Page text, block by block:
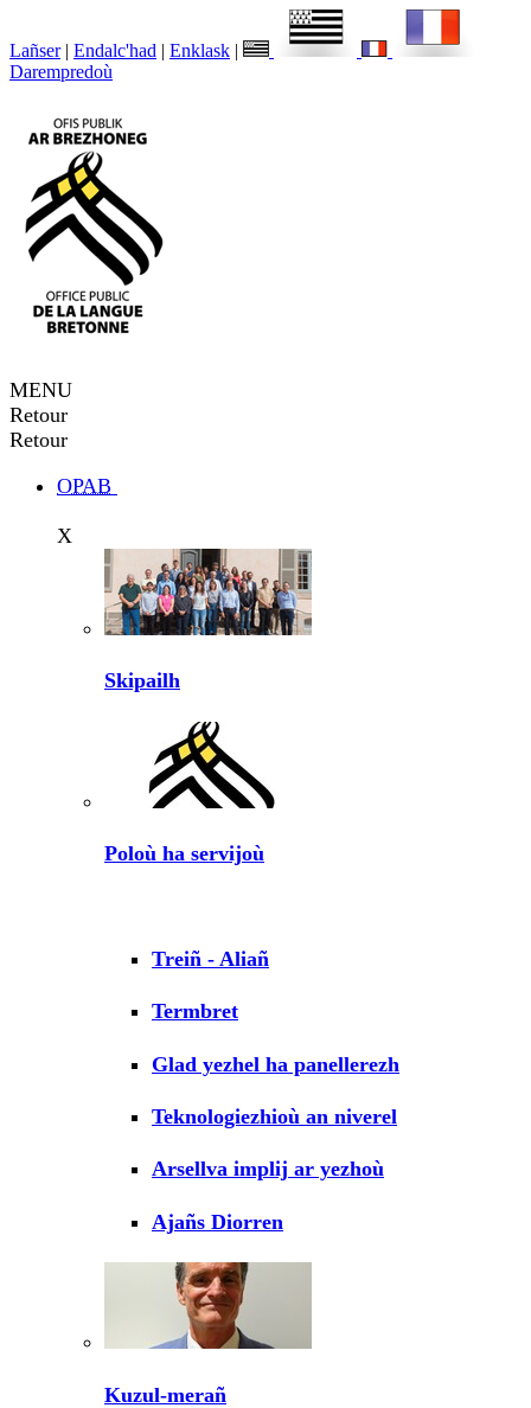
Lañser | Endalc'had | Enklask |
Darempredoù
MENU
Retour
Retour
OPAB
X
Skipailh
Poloù ha servijoù
Treiñ - Aliañ
Termbret
Glad yezhel ha panellerezh
Teknologiezhioù an niverel
Arsellva implij ar yezhoù
Ajañs Diorren
Kuzul-merañ